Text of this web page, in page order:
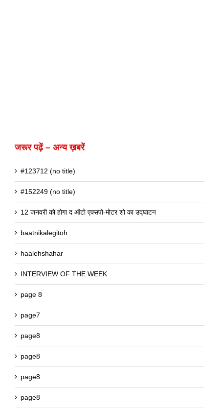
जरूर पढ़ें – अन्य ख़बरें
#123712 (no title)
#152249 (no title)
12 जनवरी को होगा द ऑटो एक्सपो-मोटर शो का उद्घाटन
baatnikalegitoh
haalehshahar
INTERVIEW OF THE WEEK
page 8
page7
page8
page8
page8
page8